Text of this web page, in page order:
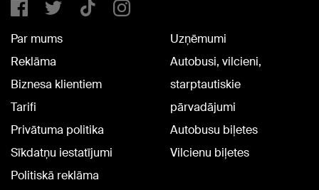
Par mums
Reklāma
Biznesa klientiem
Tarifi
Privātuma politika
Sīkdatņu iestatījumi
Politiskā reklāma
Uzņēmumi
Autobusi, vilcieni,
starptautiskie
pārvadājumi
Autobusu biļetes
Vilcienu biļetes